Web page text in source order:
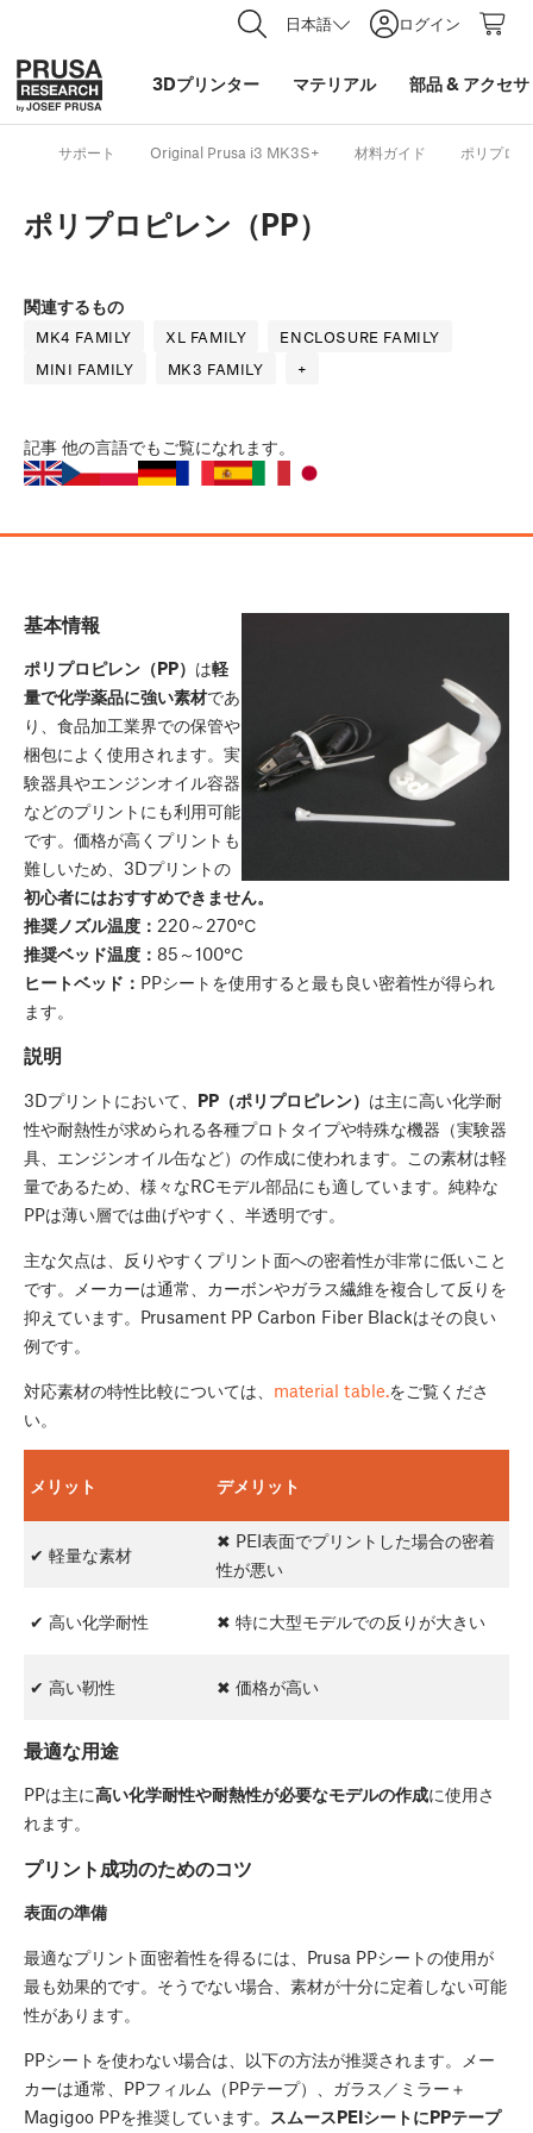
日本語 ログイン
3Dプリンター マテリアル 部品& アクセ
サポート Original Prusa i3 MK3S+ 材料ガイド ポリプロ
ポリプロピレン（PP）
関連するもの
MK4 FAMILY XL FAMILY
ENCLOSURE FAMILY
MINI FAMILY
MK3 FAMILY +
記事 他の言語でもご覧になれます。
基本情報
ポリプロピレン（PP） は軽
量で化学薬品に強い素材であ
り、食品加工業界での保管や
梱包によく使用されます。実
験器具やエンジンオイル容器
などのプリントにも利用可能
です。価格が高くプリントも
難しいため、3Dプリントの
初心者にはおすすめできません。
推奨ノズル温度： 220～270℃
推奨ベッド温度： 85～100℃
ヒートベッド： PPシートを使用すると最も良い密着性が得られ
ます。
説明
3Dプリントにおいて、 PP（ポリプロピレン） は主に高い化学耐
性や耐熱性が求められる各種プロトタイプや特殊な機器（実験器
具、エンジンオイル缶など）の作成に使われます。この素材は軽
量であるため、様々なRCモデル部品にも適しています。純粋な
PPは薄い層では曲げやすく、半透明です。
主な欠点は、反りやすくプリント面への密着性が非常に低いこと
です。メーカーは通常、カーボンやガラス繊維を複合して反りを
抑えています。Prusament PP Carbon Fiber Blackはその良い
例です。
対応素材の特性比較については、 material table.をご覧くださ
い。
メリット デメリット
✔ 軽量な素材
✖ PEI表面でプリントした場合の密着
性が悪い
✔ 高い化学耐性 ✖ 特に大型モデルでの反りが大きい
✔ 高い靭性 ✖ 価格が高い
最適な用途
PPは主に高い化学耐性や耐熱性が必要なモデルの作成に使用さ
れます。
プリント成功のためのコツ
表面の準備
最適なプリント面密着性を得るには、Prusa PPシートの使用が
最も効果的です。そうでない場合、素材が十分に定着しない可能
性があります。
PPシートを使わない場合は、以下の方法が推奨されます。メー
カーは通常、PPフィルム（PPテープ）、ガラス／ミラー＋
Magigoo PPを推奨しています。
スムースPEIシートにPPテープ